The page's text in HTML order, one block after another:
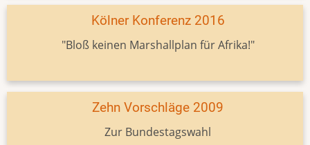
Kölner Konferenz 2016
"Bloß keinen Marshallplan für Afrika!"
Zehn Vorschläge 2009
Zur Bundestagswahl